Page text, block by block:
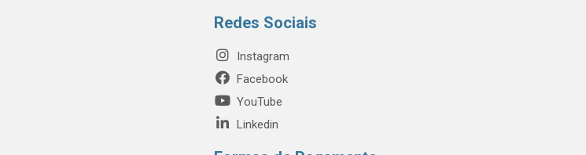
Redes Sociais
Instagram
Facebook
YouTube
Linkedin